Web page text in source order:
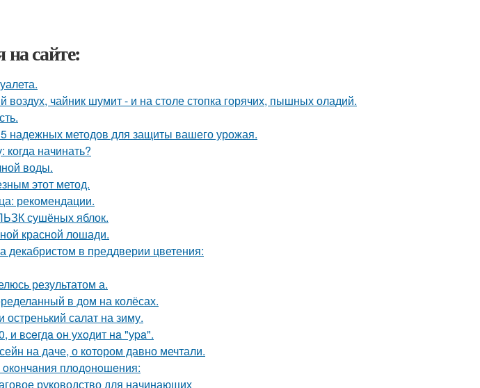
сайте:
воздух, чайник шумит - и на столе стопка горячих, пышных оладий.
надежных методов для защиты вашего урожая.
начинать?
воды.
этот метод.
рекомендации.
сушёных яблок.
красной лошади.
декабристом в преддверии цветения:
результатом а.
в дом на колёсах.
салат на зиму.
вceгдa oн уxoдит нa "уpa".
на даче, о котором давно мечтали.
oкoнчaния плoдoнoшeния:
руководство для начинающих